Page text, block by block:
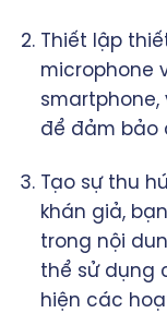
Thiết lập
microphone
smartphone,
để đảm bảo
Tạo sự thu
khán giả,
trong nội
thể sử dụng
hiện các